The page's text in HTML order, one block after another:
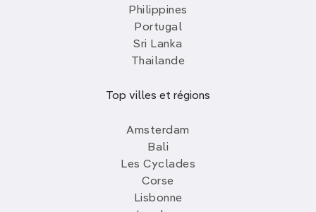
Philippines
Portugal
Sri Lanka
Thailande
Top villes et régions
Amsterdam
Bali
Les Cyclades
Corse
Lisbonne